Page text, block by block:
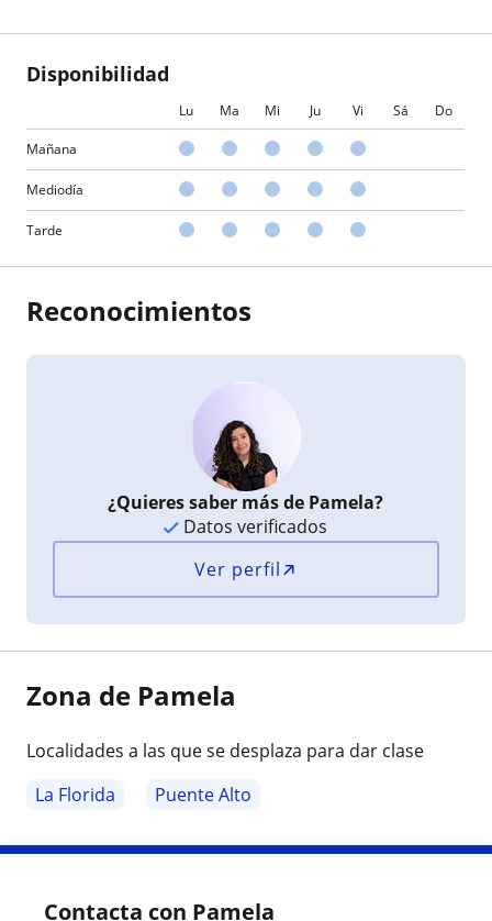
Disponibilidad
Lu Ma Mi Ju Vi Sá Do
Mañana
Mediodía
Tarde
Reconocimientos
¿Quieres saber más de Pamela?
Datos verificados
Ver perfil
Zona de Pamela
Localidades a las que se desplaza para dar clase
La Florida
Puente Alto
Contacta con Pamela